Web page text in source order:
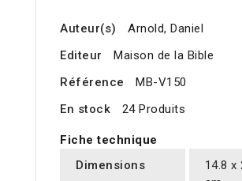
Auteur(s)
Arnold, Daniel
Editeur
Maison de la Bible
Référence
MB-V150
En stock
24 Produits
Fiche technique
Dimensions
14.8 x